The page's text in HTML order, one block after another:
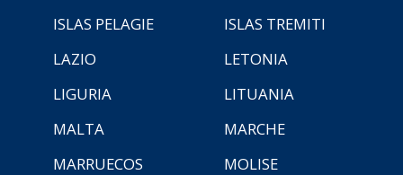
ISLAS PELAGIE
ISLAS TREMITI
LAZIO
LETONIA
LIGURIA
LITUANIA
MALTA
MARCHE
MARRUECOS
MOLISE